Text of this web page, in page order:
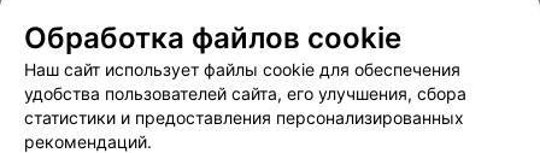
Пользовательское соглашение
Способы оплаты
Вакансии
Партнеры
Написать руководителю 103.by
Обработка файлов cookie
Наш сайт использует файлы cookie для обеспечения
удобства пользователей сайта, его улучшения, сбора
статистики и предоставления персонализированных
рекомендаций.